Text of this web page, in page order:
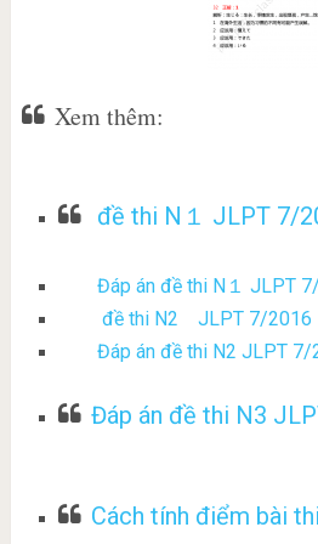
Xem thêm:
đề thi N１ JLPT 7/
Đáp án đề thi N１ JLPT
đề thi N2 JLPT 7/2016
Đáp án đề thi N2 JLPT 7/
Đáp án đề thi N3
Cách tính điểm bài